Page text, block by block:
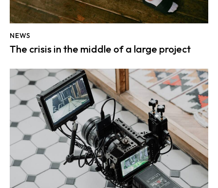
NEWS
The crisis in the middle of a large project